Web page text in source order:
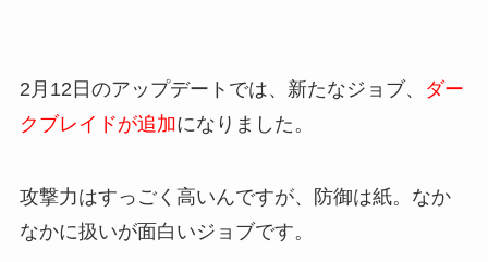
2月12日のアップデートでは、新たなジョブ、
ダー
クブレイドが追加になりました。
攻撃力はすっごく高いんですが、防御は紙。なか
なかに扱いが面白いジョブです。